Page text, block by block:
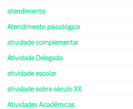
atendimento
Atendimento psicológico
atividade complementar
Atividade Delegada
atividade escolar
atividade sobre século XX
Atividades Acadêmicas